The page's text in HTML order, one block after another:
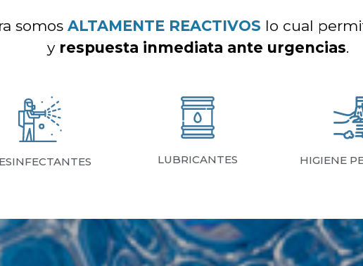
somos ALTAMENTE REACTIVOS lo cual
y respuesta inmediata ante urgencias.
LUBRICANTES HIGIENE